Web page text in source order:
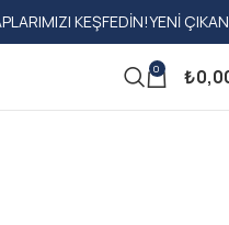
KEŞFEDIN!YENI ÇIKAN
0 ₺